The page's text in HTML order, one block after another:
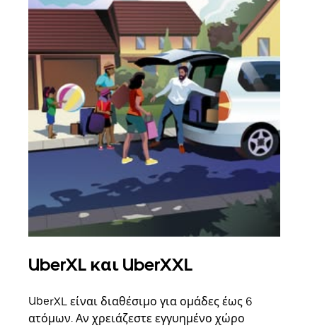
UberXL και UberXXL
UberXL είναι διαθέσιμο για ομάδες έως 6
ατόμων. Αν χρειάζεστε εγγυημένο χώρο